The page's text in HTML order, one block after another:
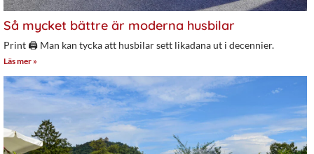
Så mycket bättre är moderna husbilar
Print 🖨 Man kan tycka att husbilar sett likadana ut i decennier.
Läs mer »